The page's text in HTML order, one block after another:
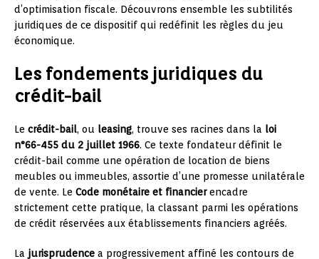
d’optimisation fiscale. Découvrons ensemble les subtilités
juridiques de ce dispositif qui redéfinit les règles du jeu
économique.
Les fondements juridiques du
crédit-bail
Le crédit-bail, ou leasing, trouve ses racines dans la loi
n°66-455 du 2 juillet 1966. Ce texte fondateur définit le
crédit-bail comme une opération de location de biens
meubles ou immeubles, assortie d’une promesse unilatérale
de vente. Le Code monétaire et financierencadre
strictement cette pratique, la classant parmi les opérations
de crédit réservées aux établissements financiers agréés.
La jurisprudence a progressivement affiné les contours de